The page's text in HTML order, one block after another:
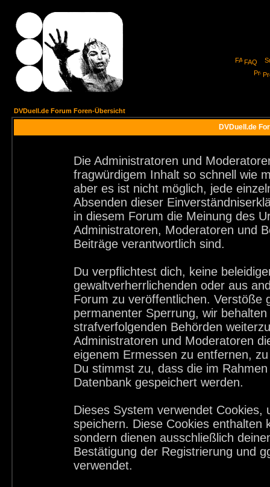
FAQ
DVDuell.de Forum Foren-Übersicht
DVDuell.de
Die Administratoren und
fragwürdigem Inhalt so schnell wie
aber es ist nicht möglich, jede
Absenden dieser
in diesem Forum die Meinung des
Administratoren, Moderatoren und
Beiträge verantwortlich sind.
Du verpflichtest dich, keine
gewaltverherrlichenden oder aus
Forum zu veröffentlichen. Verstöße
permanenter Sperrung, wir
strafverfolgenden Behörden
Administratoren und Moderatoren
eigenem Ermessen zu entfernen,
Du stimmst zu, dass die im
Datenbank gespeichert werden.
Dieses System verwendet
speichern. Diese Cookies enthalten
sondern dienen ausschließlich
Bestätigung der Registrierung und
verwendet.